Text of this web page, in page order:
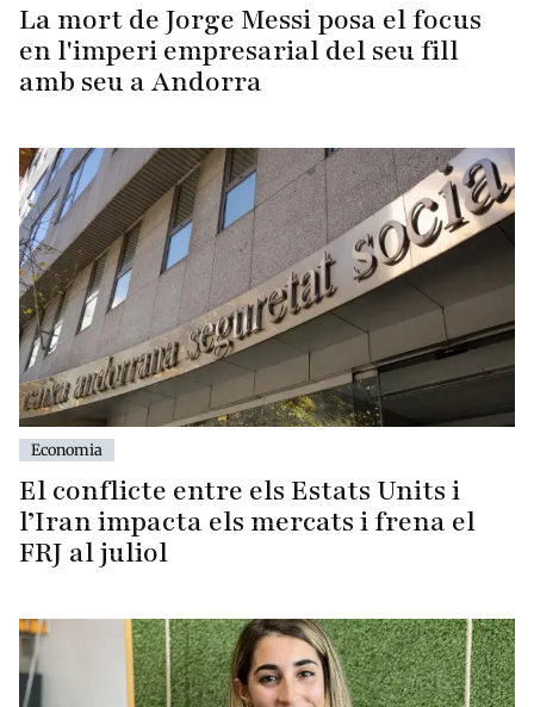
La mort de Jorge Messi posa el focus
en l'imperi empresarial del seu fill
amb seu a Andorra
Economia
El conflicte entre els Estats Units i
l’Iran impacta els mercats i frena el
FRJ al juliol